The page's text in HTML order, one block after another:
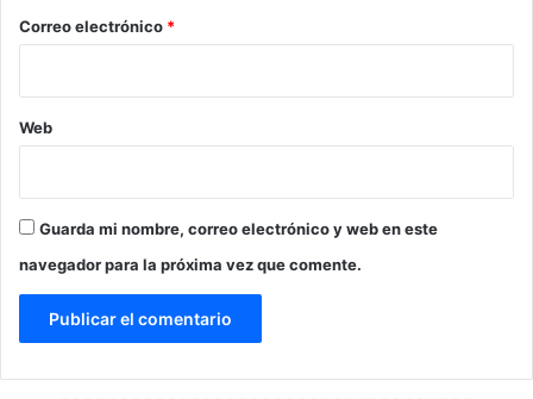
*
Correo electrónico *
Web
Guarda mi nombre, correo electrónico y web en este
navegador para la próxima vez que comente.